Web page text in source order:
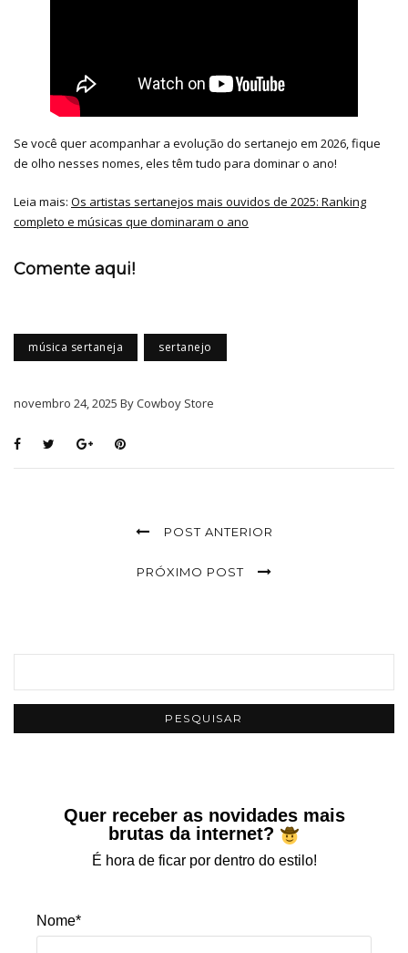
Se você quer acompanhar a evolução do sertanejo em 2026, fique
de olho nesses nomes, eles têm tudo para dominar o ano!
Leia mais: Os artistas sertanejos mais ouvidos de 2025: Ranking
completo e músicas que dominaram o ano
Comente aqui!
música sertaneja sertanejo
novembro 24, 2025 By Cowboy Store
POST ANTERIOR
PRÓXIMO POST
Quer receber as novidades mais
brutas da internet?
É hora de ficar por dentro do estilo!
Nome*